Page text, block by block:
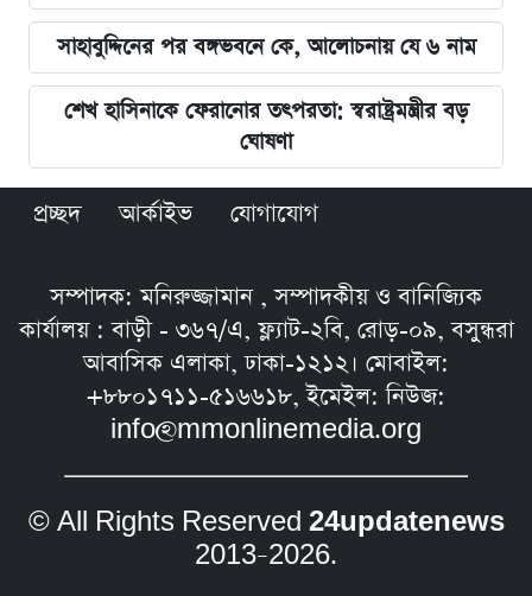
সাহাবুদ্দিনের পর বঙ্গভবনে কে, আলোচনায় যে ৬ নাম
শেখ হাসিনাকে ফেরানোর তৎপরতা: স্বরাষ্ট্রমন্ত্রীর বড়
ঘোষণা
প্রচ্ছদ আর্কাইভ যোগাযোগ
সম্পাদক: মনিরুজ্জামান , সম্পাদকীয় ও বানিজ্যিক
কার্যালয় : বাড়ী - ৩৬৭/এ, ফ্ল্যাট-২বি, রোড়-০৯, বসুন্ধরা
আবাসিক এলাকা, ঢাকা-১২১২। মোবাইল:
+৮৮০১৭১১-৫১৬৬১৮, ইমেইল: নিউজ:
info@mmonlinemedia.org
© All Rights Reserved 24updatenews
2013–2026.